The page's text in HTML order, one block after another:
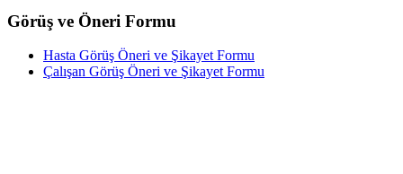
Görüş ve Öneri Formu
Hasta Görüş Öneri ve Şikayet Formu
Çalışan Görüş Öneri ve Şikayet Formu